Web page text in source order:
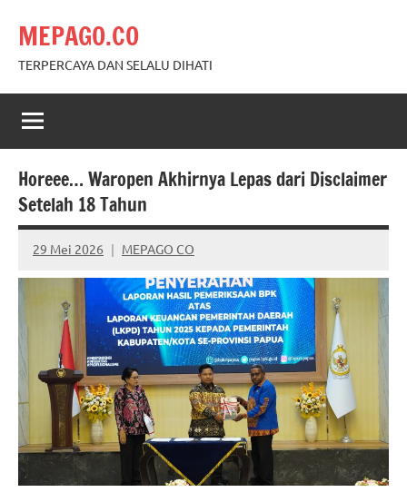
content
MEPAGO.CO
TERPERCAYA DAN SELALU DIHATI
Horeee… Waropen Akhirnya Lepas dari Disclaimer
Setelah 18 Tahun
29 Mei 2026 MEPAGO CO
No
comments